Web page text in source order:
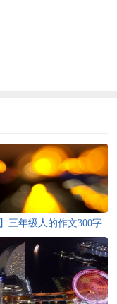
】三年级人的作文300字
九篇